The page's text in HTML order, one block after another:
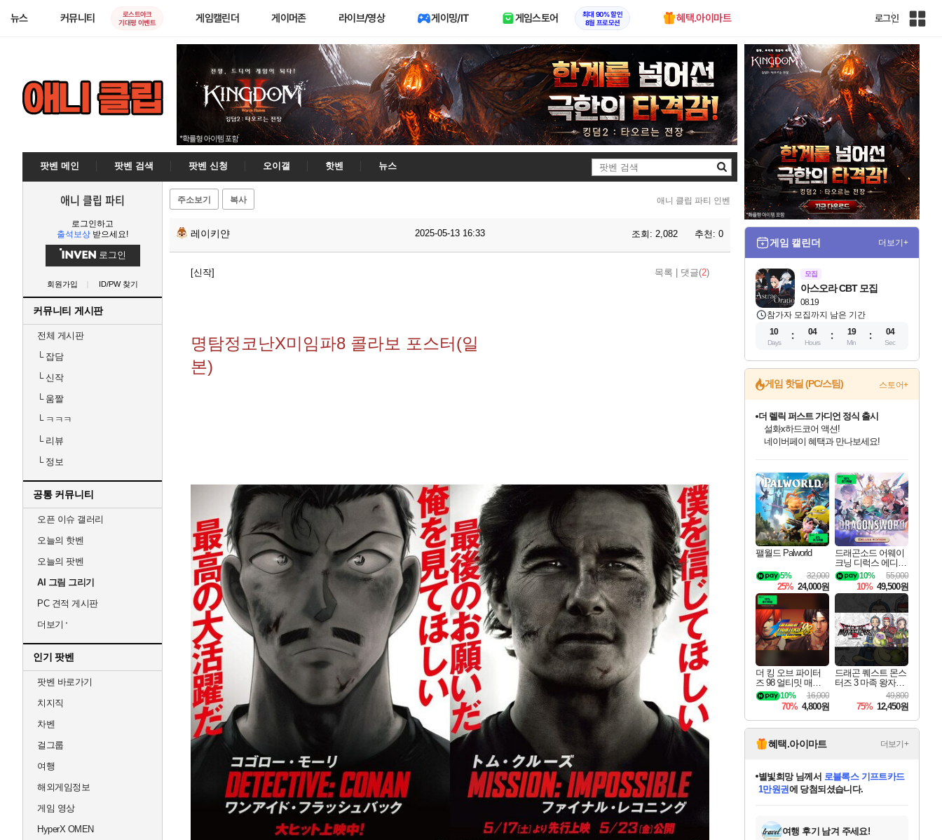
뉴스 커뮤니티
로스트아크
기대평 이벤트
게임캘린더 게이머존 라이브/영상 게이밍/IT 게임스토어
최대 90% 할인
8월 프로모션
혜택.아이마트 로그인
인
전
체
사
이
트
맵
팟벤 메인 팟벤 검색 팟벤 신청 오이갤 핫벤
뉴스
검
애니 클립 파티
로그인하고
출석보상 받으세요!
로그인
회원가입 ID/PW 찾기
커뮤니티 게시판
전체 게시판
└잡담
└신작
└움짤
└ㅋㅋㅋ
└리뷰
└정보
공통 커뮤니티
오픈 이슈 갤러리
오늘의 핫벤
오늘의 팟벤
AI 그림 그리기
PC 견적 게시판
더보기
인기 팟벤
팟벤 바로가기
치지직
차벤
걸그룹
여행
해외게임정보
게임 영상
HyperX OMEN
주소보기 복사 애니 클립 파티 인벤
레이키얀 2025-05-13 16:33 조회: 2,082 추천: 0
[신작] 목록 댓글(2)
명탐정코난X미임파8 콜라보 포스터(일
본)
게임 캘린더 더보기+
모집
08.19
아스오라 CBT 모집
참가자 모집까지 남은 기간
10
Days
04
Hours
19
Min
03
Sec
게임 핫딜 (PC/스팀) 스토어+
최대 90% 할인가를 만나보세요!
네이버혜택과 함께 만나보세요!
50%할인&추가 적립까지!
네이버 포인트 혜택까지!
이니&베니 혜택까지!
네이버 혜택가와 함께 예약하세요!
할인&네이버혜택으로 만나보세요!
더 렐릭 퍼스트 가디언 정식 출시
설화x하드코어 액션!
네이버페이 혜택과 만나보세요!
40주년 프로모션으로 만나보세요!
할인가에 만나보세요!
일부 에디션 상시 할인!
혜택으로 예약 판매 중
편안하게 충전하세요
팰월드 Palworld
32,000
5%
25% 24,000원
드래곤소드 어웨이
크닝 디럭스 에디션
DragonSword Awake
ning Deluxe Edition
55,000
10%
10% 49,500원
더 킹 오브 파이터
즈 98 얼티밋 매치
파이널 에디션 THE
KING OF FIGHTER
S 98 ULTIMATE MA
TCH FINAL EDITIO
N
16,000
10%
70% 4,800원
드래곤 퀘스트 몬스
터즈 3 마족 왕자와
엘프의 여행 Dragon
Quest Monsters The
Dark Prince
49,800
75% 12,450원
혜택.아이마트 더보기+
교환.
당첨되셨습니다.
당첨되셨습니다.
당첨되셨습니다.
별빛희망님께서 로블록스 기프트카드
1만원권에 당첨되셨습니다.
당첨되셨습니다.
당첨되셨습니다.
당첨되셨습니다.
당첨되셨습니다.
에디션 (스팀코드) 를 교환.
당첨되셨습니다.
여행 후기 남겨 주세요!